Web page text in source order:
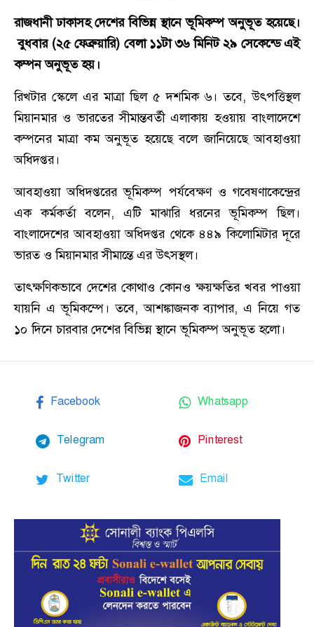
রাজধানী ঢাকাসহ দেশের বিভিন্ন স্থানে ভূমিকম্প অনুভূত হয়েছে।
বুধবার (২৫ ফেব্রুয়ারি) বেলা ১১টা ৩৬ মিনিট ২৯ সেকেন্ডে এই
কম্পন অনুভূত হয়।
রিখটার স্কেলে এর মাত্রা ছিল ৫ দশমিক ৬। তবে, উৎপত্তিস্থল
মিয়ানমার ও ভারতের সীমান্তবর্তী এলাকায় হওয়ায় বাংলাদেশে
কম্পনের মাত্রা কম অনুভূত হয়েছে বলে জানিয়েছে আবহাওয়া
অধিদপ্তর।
আবহাওয়া অধিদপ্তরের ভূমিকম্প পর্যবেক্ষণ ও গবেষণাকেন্দ্রের
এক কর্মকর্তা বলেন, এটি মাঝারি ধরনের ভূমিকম্প ছিল।
বাংলাদেশের আবহাওয়া অধিদপ্তর থেকে ৪৪৯ কিলোমিটার দূরে
ভারত ও মিয়ানমার সীমান্তে এর উৎসস্থল।
তাৎক্ষণিকভাবে দেশের কোথাও কোনও ক্ষয়ক্ষতির খবর পাওয়া
যায়নি এ ভূমিকম্পে। তবে, আশঙ্কাজনক ব্যাপার, এ নিয়ে গত
১০ দিনে চারবার দেশের বিভিন্ন স্থানে ভূমিকম্প অনুভূত হলো।
Facebook Whatsapp
Telegram Pinterest
Twitter Email